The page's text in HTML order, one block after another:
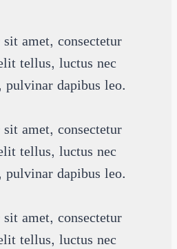
amet, consectetur
tellus, luctus nec
dapibus leo.
amet, consectetur
tellus, luctus nec
dapibus leo.
amet, consectetur
tellus, luctus nec